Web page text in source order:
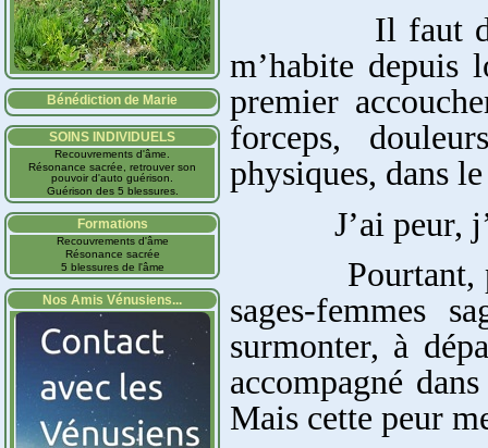
Bénédiction de Marie
SOINS INDIVIDUELS
Recouvrements d'âme.
Résonance sacrée, retrouver son
pouvoir d'auto guérison.
Guérison des 5 blessures.
Formations
Recouvrements d'âme
Résonance sacrée
5 blessures de l'âme
Nos Amis Vénusiens...
Il faut dire
m’habite depuis
premier
forceps,
physiques, dans
J’ai peur, j’ai
Pourtant, pour
sages-femmes
surmonter, à
accompagné
Mais cette peur